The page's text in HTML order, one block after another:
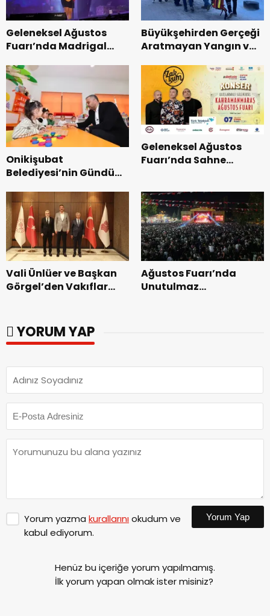
Geleneksel Ağustos
Fuarı’nda Madrigal
Büyükşehirden Gerçeği
Aratmayan Yangın ve
Onikişubat
Belediyesi’nin Gündüz
dönemin ön kayıtları
başladı.
Geleneksel Ağustos
Fuarı’nda Sahne
Vali Ünlüer ve Başkan
Görgel’den Vakıflar
Ağustos Fuarı’nda
Unutulmaz
YORUM YAP
Yorum yazma kurallarınıokudum ve
kabul ediyorum.
Yorum Yap
Henüz bu içeriğe yorum yapılmamış.
İlk yorum yapan olmak ister misiniz?